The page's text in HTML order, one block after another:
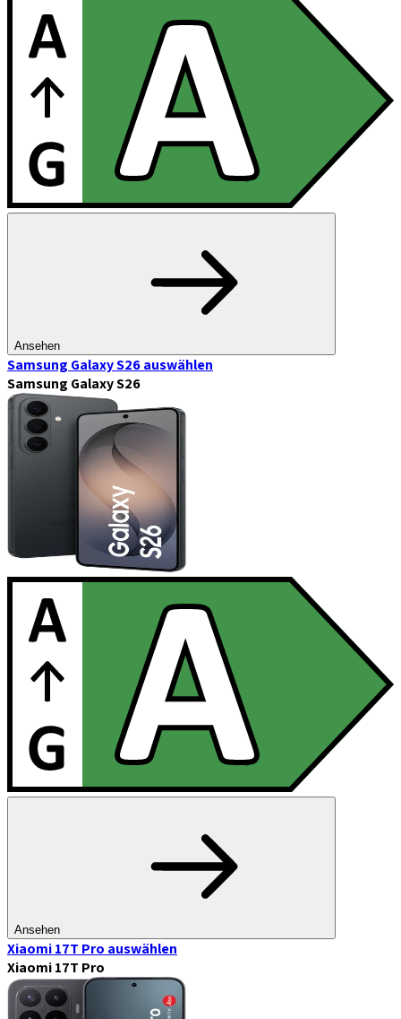
Ansehen
Samsung Galaxy S26auswählen
Samsung Galaxy S26
Ansehen
Xiaomi 17T Pro auswählen
Xiaomi 17T Pro